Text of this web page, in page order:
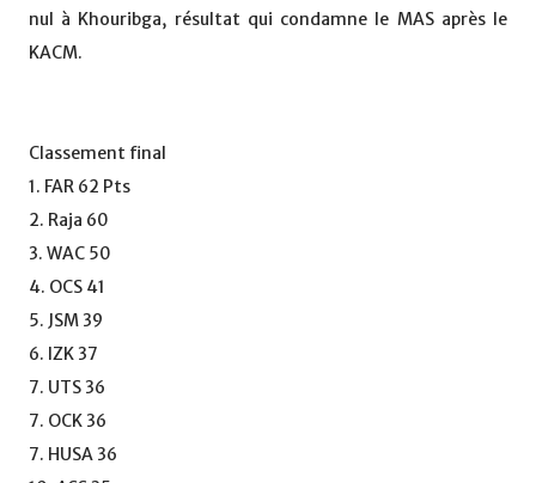
nul à Khouribga, résultat qui condamne le MAS après le
KACM.
Classement final
1. FAR 62 Pts
2. Raja 60
3. WAC 50
4. OCS 41
5. JSM 39
6. IZK 37
7. UTS 36
7. OCK 36
7. HUSA 36